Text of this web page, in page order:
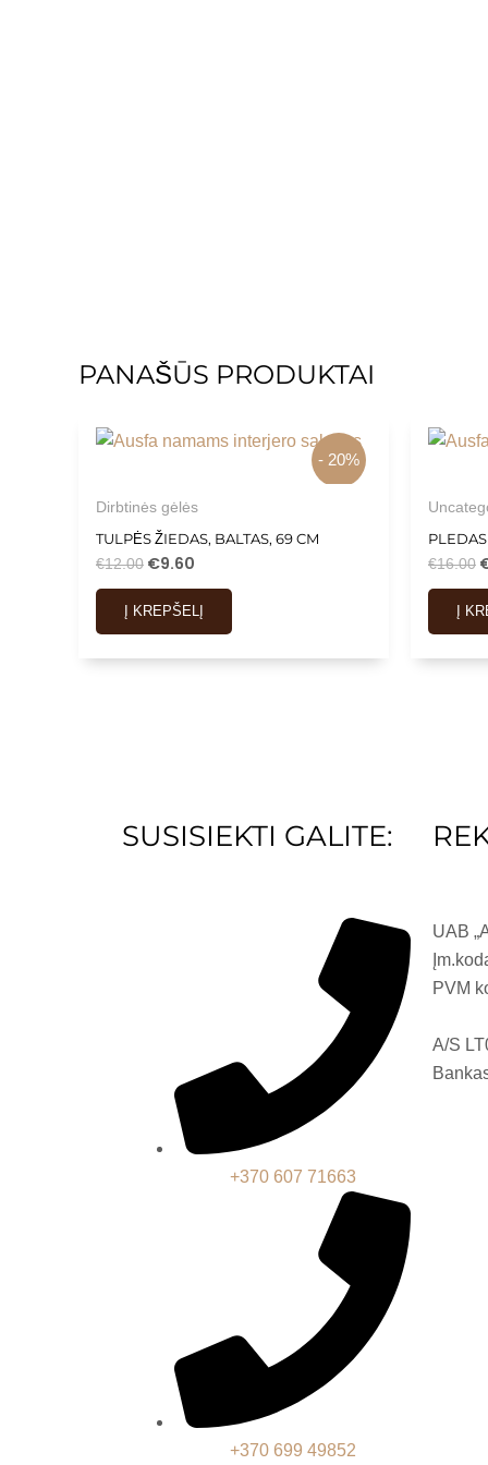
PANAŠŪS PRODUKTAI
- 20%
Dirbtinės gėlės
TULPĖS ŽIEDAS, BALTAS, 69 CM
€12.00 €9.60
Į KREPŠELĮ
€16.00
Į
SUSISIEKTI GALITE:
+370 607 71663
+370 699 49852
UAB
PVM
A/S